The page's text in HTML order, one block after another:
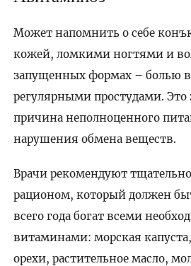
Может напомнить о себе
кожей, ломкими ногтями и
запущенных формах – болью
регулярными простудами. Это
причина неполноценного
нарушения обмена веществ.
Врачи рекомендуют
рационом, который должен
всего года богат всеми
витаминами: морская
орехи, растительное масло,